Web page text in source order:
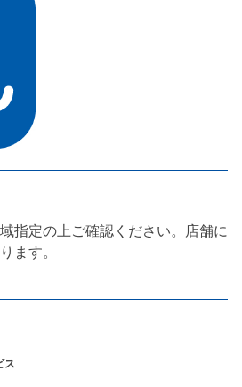
指定の上ご確認ください。店舗に
ます。
ス